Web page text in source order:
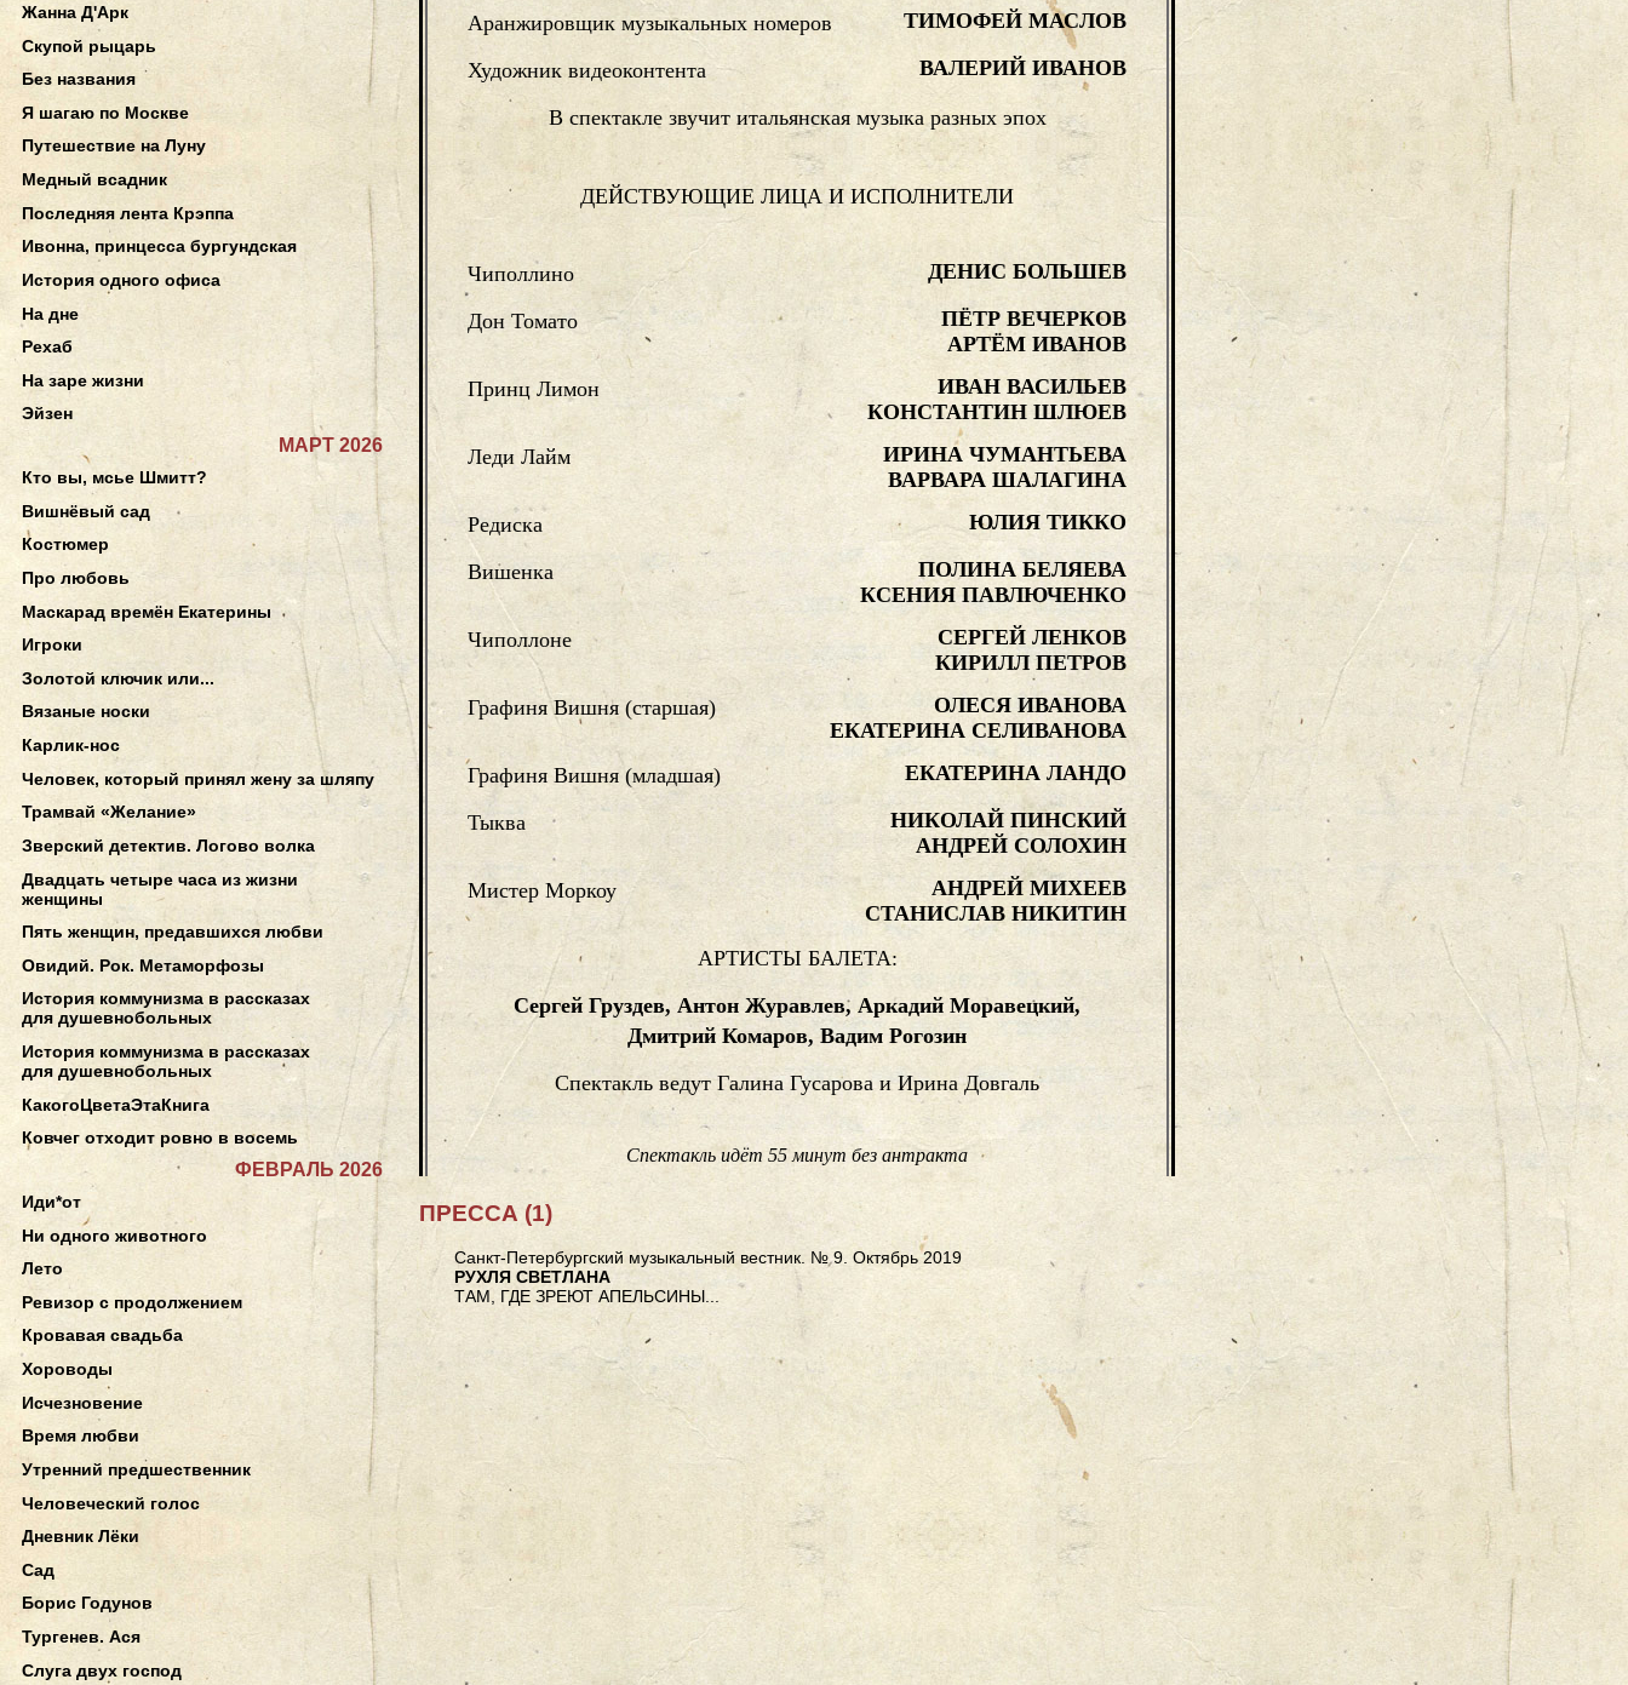
Аранжировщик музыкальных номеров ТИМОФЕЙ МАСЛОВ
Художник видеоконтента ВАЛЕРИЙ ИВАНОВ
В спектакле звучит итальянская музыка разных эпох
ДЕЙСТВУЮЩИЕ ЛИЦА И ИСПОЛНИТЕЛИ
Чиполлино ДЕНИС БОЛЬШЕВ
Дон Томато
ПЁТР ВЕЧЕРКОВ
АРТЁМ ИВАНОВ
Принц Лимон
ИВАН ВАСИЛЬЕВ
КОНСТАНТИН ШЛЮЕВ
Леди Лайм
ИРИНА ЧУМАНТЬЕВА
ВАРВАРА ШАЛАГИНА
Редиска
ЮЛИЯ ТИККО
Вишенка
ПОЛИНА БЕЛЯЕВА
КСЕНИЯ ПАВЛЮЧЕНКО
Чиполлоне
СЕРГЕЙ ЛЕНКОВ
КИРИЛЛ ПЕТРОВ
Графиня Вишня (старшая)
ОЛЕСЯ ИВАНОВА
ЕКАТЕРИНА СЕЛИВАНОВА
Графиня Вишня (младшая)
ЕКАТЕРИНА ЛАНДО
Тыква
НИКОЛАЙ ПИНСКИЙ
АНДРЕЙ СОЛОХИН
Мистер Моркоу
АНДРЕЙ МИХЕЕВ
СТАНИСЛАВ НИКИТИН
АРТИСТЫ БАЛЕТА:
Сергей Груздев, Антон Журавлев, Аркадий Моравецкий,
Дмитрий Комаров, Вадим Рогозин
Спектакль ведут Галина Гусарова и Ирина Довгаль
Спектакль идёт 55 минут без антракта
ПРЕССА (1)
Санкт-Петербургский музыкальный вестник. № 9. Октябрь 2019
РУХЛЯ СВЕТЛАНА
ТАМ, ГДЕ ЗРЕЮТ АПЕЛЬСИНЫ...
Жанна Д'Арк
Скупой рыцарь
Без названия
Я шагаю по Москве
Путешествие на Луну
Медный всадник
Последняя лента Крэппа
Ивонна, принцесса бургундская
История одного офиса
На дне
Рехаб
На заре жизни
Эйзен
МАРТ 2026
Кто вы, мсье Шмитт?
Вишнёвый сад
Костюмер
Про любовь
Маскарад времён Екатерины
Игроки
Золотой ключик или...
Вязаные носки
Карлик-нос
Человек, который принял жену за шляпу
Трамвай «Желание»
Зверский детектив. Логово волка
Двадцать четыре часа из жизни
женщины
Пять женщин, предавшихся любви
Овидий. Рок. Метаморфозы
История коммунизма в рассказах
для душевнобольных
История коммунизма в рассказах
для душевнобольных
КакогоЦветаЭтаКнига
Ковчег отходит ровно в восемь
ФЕВРАЛЬ 2026
Иди*от
Ни одного животного
Лето
Ревизор с продолжением
Кровавая свадьба
Хороводы
Исчезновение
Время любви
Утренний предшественник
Человеческий голос
Дневник Лёки
Сад
Борис Годунов
Тургенев. Ася
Слуга двух господ